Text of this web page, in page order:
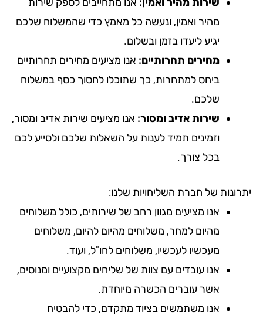
מהיר ואמין, ונעשה כל מאמץ כדי שהמשלוח שלכם
יגיע ליעדו בזמן ובשלום.
מחירים תחרותיים:אנו מציעים מחירים תחרותיים
ביחס למתחרות, כך שתוכלו לחסוך כסף במשלוח
שלכם.
שירות אדיב ומסור:אנו מציעים שירות אדיב ומסור,
וזמינים תמיד לענות על השאלות שלכם ולסייע לכם
בכל צורך.
של חברת השליחויות שלנו:
אנו מציעים מגוון רחב של שירותים, כולל משלוחים
מהיום למחר, משלוחים מהיום להיום, משלוחים
מעכשיו לעכשיו, משלוחים לחו"ל, ועוד.
אנו עובדים עם צוות של שליחים מקצועיים ומנוסים,
אשר עוברים הכשרה מיוחדת.
אנו משתמשים בציוד מתקדם, כדי להבטיח